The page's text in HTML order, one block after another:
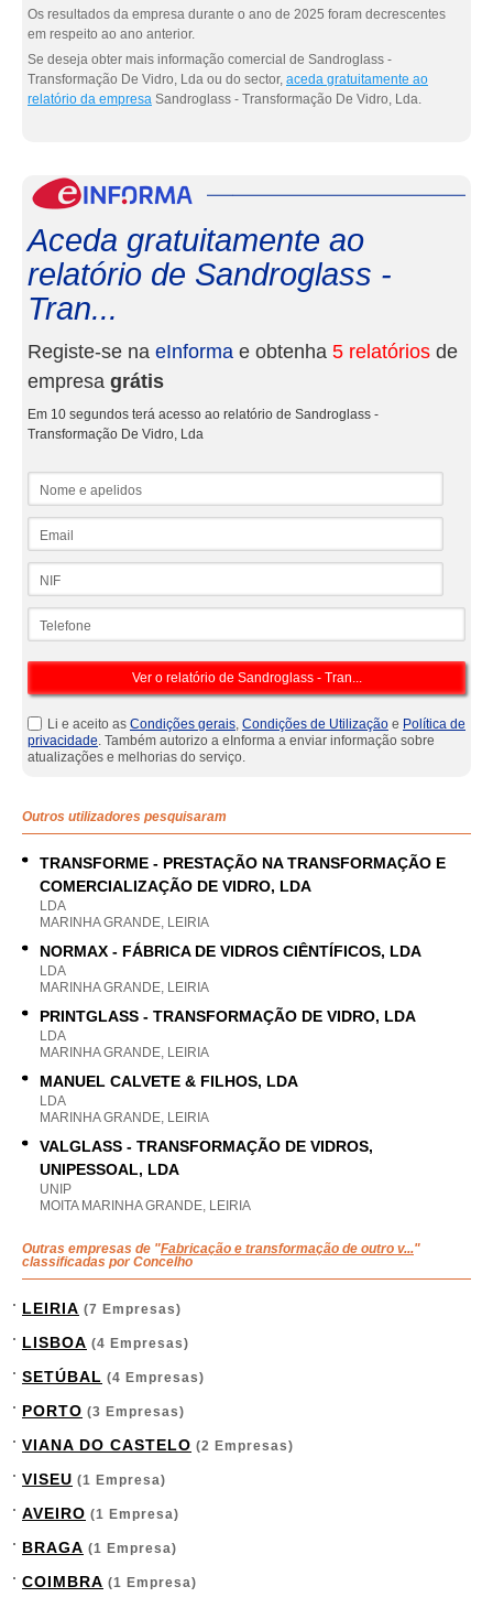
Os resultados da empresa durante o ano de 2025 foram decrescentes
em respeito ao ano anterior.
Se deseja obter mais informação comercial de Sandroglass -
Transformação De Vidro, Lda ou do sector, aceda gratuitamente ao
relatório da empresa Sandroglass - Transformação De Vidro, Lda.
Aceda gratuitamente ao
relatório de Sandroglass -
Tran...
Registe-se na eInforma e obtenha 5 relatórios de
empresa grátis
Em 10 segundos terá acesso ao relatório de Sandroglass -
Transformação De Vidro, Lda
Li e aceito as Condições gerais, Condições de Utilização e Política de
privacidade. Também autorizo a eInforma a enviar informação sobre
atualizações e melhorias do serviço.
Outros utilizadores pesquisaram
TRANSFORME - PRESTAÇÃO NA TRANSFORMAÇÃO E
COMERCIALIZAÇÃO DE VIDRO, LDA
LDA
MARINHA GRANDE, LEIRIA
NORMAX - FÁBRICA DE VIDROS CIÊNTÍFICOS, LDA
LDA
MARINHA GRANDE, LEIRIA
PRINTGLASS - TRANSFORMAÇÃO DE VIDRO, LDA
LDA
MARINHA GRANDE, LEIRIA
MANUEL CALVETE & FILHOS, LDA
LDA
MARINHA GRANDE, LEIRIA
VALGLASS - TRANSFORMAÇÃO DE VIDROS,
UNIPESSOAL, LDA
UNIP
MOITA MARINHA GRANDE, LEIRIA
Outras empresas de "Fabricação e transformação de outro v..."
classificadas por Concelho
LEIRIA (7 Empresas)
LISBOA (4 Empresas)
SETÚBAL (4 Empresas)
PORTO (3 Empresas)
VIANA DO CASTELO (2 Empresas)
VISEU (1 Empresa)
AVEIRO (1 Empresa)
BRAGA (1 Empresa)
COIMBRA (1 Empresa)